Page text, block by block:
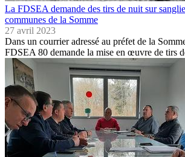
La FDSEA demande des tirs de nuit sur
communes de la Somme
27 avril 2023
Dans un courrier adressé au préfet de la
FDSEA 80 demande la mise en œuvre de tirs